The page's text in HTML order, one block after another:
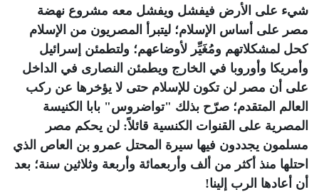
شيء على الأرض فيفشل ويفشل معه مشروع نهضة
مصر على أساس الإسلام؛ ليتبرأ المصريون من الإسلام
كحل لمشكلاتهم ومُغَيِّر لأوضاعهم؛ ولتطمئن إسرائيل
وأمريكا وأوروبا في الخارج ويطمئن النصارى في الداخل
على أن مصر لن تكون للإسلام حتى لا يؤخرها عن ركب
العالم المتقدم؛ صرّح بذلك "تواضروس" بابا الكنيسة
المصرية على القنوات الكنسية قائلاً: لن يحكم مصر
مسلمون يجددون فيها سيرة المحتل عمرو بن العاص الذي
احتلها منذ أكثر من ألف وأربعمائة وأربعة وثلاثين سنة؛ بعد
أن أعادها الرب إلينا!